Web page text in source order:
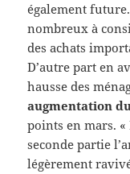
également
nombreux à
des achats
D’autre part en
hausse des
augmentation
points en mars. «
seconde partie
légèrement